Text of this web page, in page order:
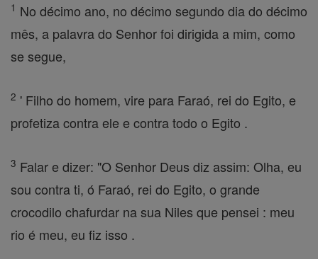
1 No décimo ano, no décimo segundo dia do décimo
mês, a palavra do Senhor foi dirigida a mim, como
se segue,
2 ' Filho do homem, vire para Faraó, rei do Egito, e
profetiza contra ele e contra todo o Egito .
3 Falar e dizer: "O Senhor Deus diz assim: Olha, eu
sou contra ti, ó Faraó, rei do Egito, o grande
crocodilo chafurdar na sua Niles que pensei : meu
rio é meu, eu fiz isso .